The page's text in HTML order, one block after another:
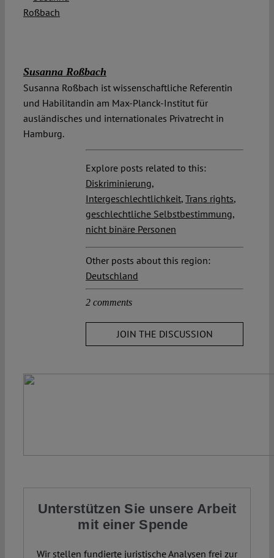
Susanna Roßbach
Susanna Roßbach ist wissenschaftliche Referentin
und Habilitandin am Max-Planck-Institut für
ausländisches und internationales Privatrecht in
Hamburg.
Explore posts related to this:
Diskriminierung,
Intergeschlechtlichkeit, Trans rights,
geschlechtliche Selbstbestimmung,
nicht binäre Personen
Other posts about this region:
Deutschland
2 comments
JOIN THE DISCUSSION
Unterstützen Sie unsere Arbeit
mit einer Spende
Wir stellen fundierte juristische Analysen frei zur